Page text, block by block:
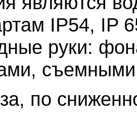
IP54, IP
руки:
по